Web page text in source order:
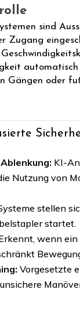
sind
Zugang
Gängen oder
KI-
Nutzung von
stellen
startet.
wenn
Vorgesetzte